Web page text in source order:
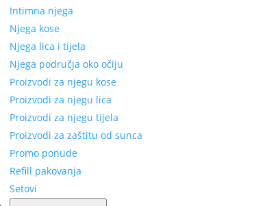
Intimna njega
Njega kose
Njega lica i tijela
Njega područja oko očiju
Proizvodi za njegu kose
Proizvodi za njegu lica
Proizvodi za njegu tijela
Proizvodi za zaštitu od sunca
Promo ponude
Refill pakovanja
Setovi